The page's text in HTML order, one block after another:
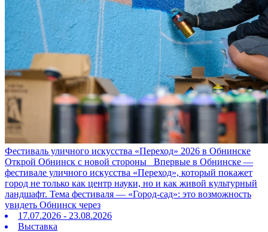
Фестиваль уличного искусства «Переход» 2026 в Обнинске
Открой Обнинск с новой стороны Впервые в Обнинске —
фестивале уличного искусства «Переход», который покажет
город не только как центр науки, но и как живой культурный
ландшафт. Тема фестиваля — «Город‑сад»: это возможность
увидеть Обнинск через
17.07.2026 - 23.08.2026
Выставка